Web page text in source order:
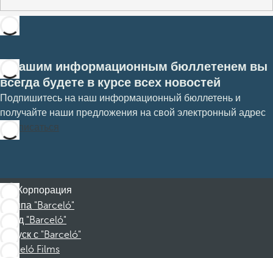
С нашим информационным бюллетенем вы
всегда будете в курсе всех новостей
Подпишитесь на наш информационный бюллетень и
получайте наши предложения на свой электронный адрес
Подписаться
Корпорация
Группа "Barceló"
Фонд "Barceló"
Отпуск с "Barceló"
Barceló Films